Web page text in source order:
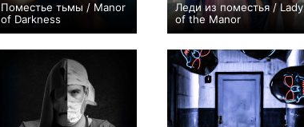
Поместье тьмы / Manor
of Darkness
−1
Леди из поместья / Lady
of the Manor
+1